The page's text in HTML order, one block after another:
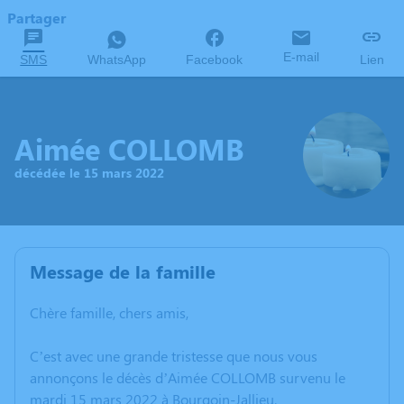
Partager
SMS WhatsApp Facebook E-mail Lien
Aimée COLLOMB
décédée le 15 mars 2022
Message de la famille
Chère famille, chers amis,
C’est avec une grande tristesse que nous vous
annonçons le décès d’Aimée COLLOMB survenu le
mardi 15 mars 2022 à Bourgoin-Jallieu.